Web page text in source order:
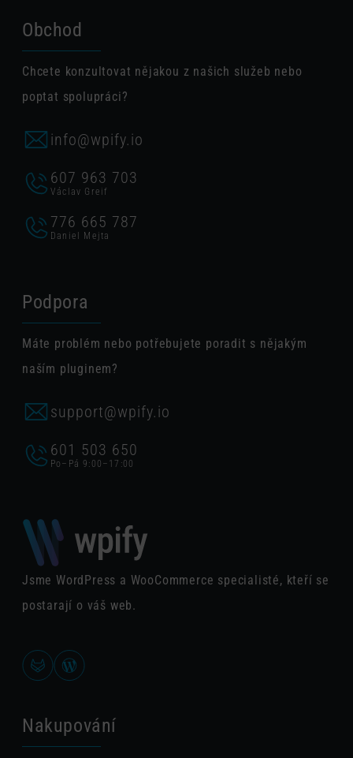
Obchod
Chcete konzultovat nějakou z našich služeb nebo
poptat spolupráci?
info@wpify.io
607 963 703
Václav Greif
776 665 787
Daniel Mejta
Podpora
Máte problém nebo potřebujete poradit s nějakým
naším pluginem?
support@wpify.io
601 503 650
Po–Pá 9:00–17:00
Jsme WordPress a WooCommerce specialisté, kteří se
postarají o váš web.
Nakupování